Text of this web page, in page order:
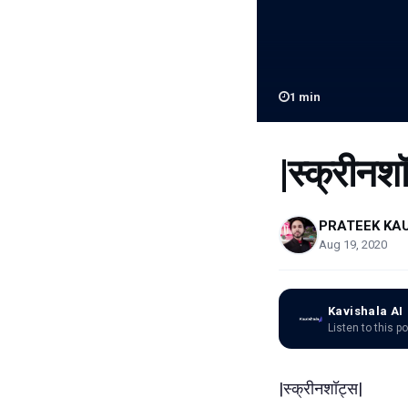
1 min
PRATEEK
Aug 19, 2020
Kavishala AI
Listen to this
|स्क्रीनशॉट्स|